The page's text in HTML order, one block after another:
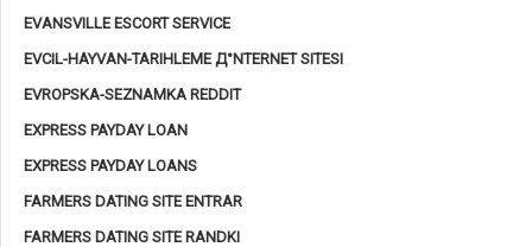
EVANSVILLE ESCORT SERVICE
EVCIL-HAYVAN-TARIHLEME Д°NTERNET SITESI
EVROPSKA-SEZNAMKA REDDIT
EXPRESS PAYDAY LOAN
EXPRESS PAYDAY LOANS
FARMERS DATING SITE ENTRAR
FARMERS DATING SITE RANDKI